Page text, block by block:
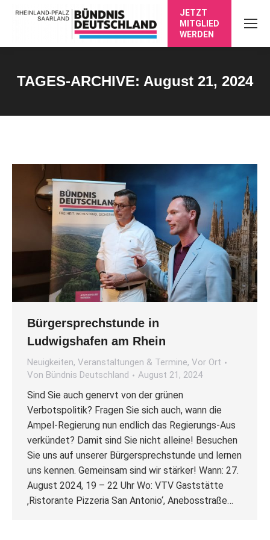
JETZT
MITGLIED
WERDEN
TAGES-ARCHIVE: August 21, 2024
Bürgersprechstunde in
Ludwigshafen am Rhein
Neuigkeiten, Veranstaltungen & Termine, Vor Ort
Von Bündnis Deutschland August 21, 2024
Sind Sie auch genervt von der grünen
Verbotspolitik? Fragen Sie sich auch, wann die
Ampel-Regierung nun endlich das Regierungs-Aus
verkündet? Damit sind Sie nicht alleine! Besuchen
Sie uns auf unserer Bürgersprechstunde und lernen
uns kennen. Gemeinsam sind wir stärker! Wann: 27.
August 2024, 19 – 22 Uhr Wo: VTV Gaststätte
‚Ristorante Pizzeria San Antonio‘, Anebosstraße…